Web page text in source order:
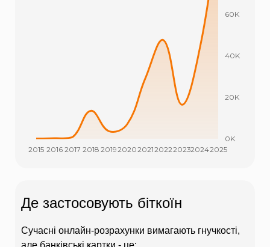
Де застосовують біткоїн
Сучасні онлайн-розрахунки вимагають гнучкості,
але банківські картки - це: